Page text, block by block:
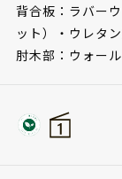
背合板：ラバー
ット）・ウレタ
肘木部：ウォー